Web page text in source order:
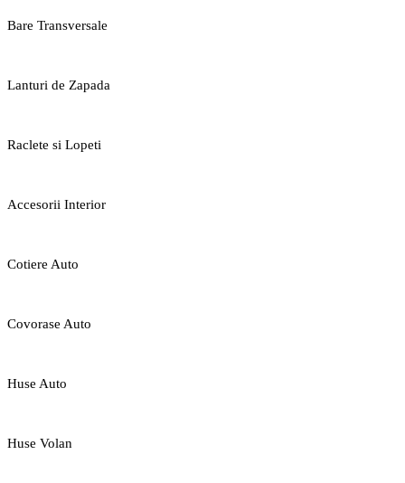
Bare Transversale
Lanturi de Zapada
Raclete si Lopeti
Accesorii Interior
Cotiere Auto
Covorase Auto
Huse Auto
Huse Volan